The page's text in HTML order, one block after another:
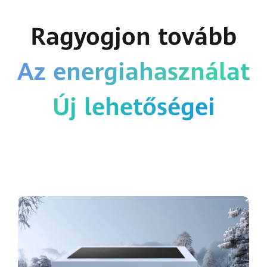
Ragyogjon tovább
Az energiahasználat
Új lehetőségei